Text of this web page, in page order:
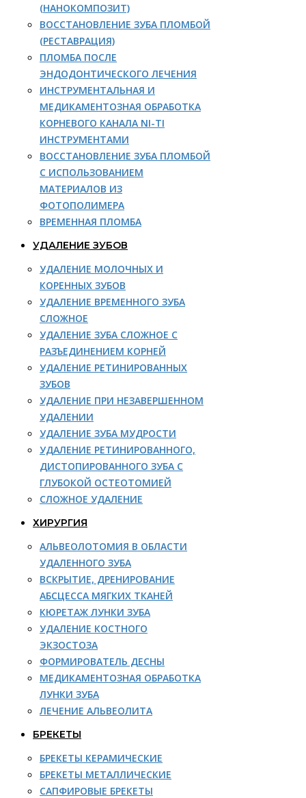
(НАНОКОМПОЗИТ)
ВОССТАНОВЛЕНИЕ ЗУБА ПЛОМБОЙ
(РЕСТАВРАЦИЯ)
ПЛОМБА ПОСЛЕ
ЭНДОДОНТИЧЕСКОГО ЛЕЧЕНИЯ
ИНСТРУМЕНТАЛЬНАЯ И
МЕДИКАМЕНТОЗНАЯ ОБРАБОТКА
КОРНЕВОГО КАНАЛА NI-TI
ИНСТРУМЕНТАМИ
ВОССТАНОВЛЕНИЕ ЗУБА ПЛОМБОЙ
С ИСПОЛЬЗОВАНИЕМ
МАТЕРИАЛОВ ИЗ
ФОТОПОЛИМЕРА
ВРЕМЕННАЯ ПЛОМБА
УДАЛЕНИЕ ЗУБОВ
УДАЛЕНИЕ МОЛОЧНЫХ И
КОРЕННЫХ ЗУБОВ
УДАЛЕНИЕ ВРЕМЕННОГО ЗУБА
СЛОЖНОЕ
УДАЛЕНИЕ ЗУБА СЛОЖНОЕ С
РАЗЪЕДИНЕНИЕМ КОРНЕЙ
УДАЛЕНИЕ РЕТИНИРОВАННЫХ
ЗУБОВ
УДАЛЕНИЕ ПРИ НЕЗАВЕРШЕННОМ
УДАЛЕНИИ
УДАЛЕНИЕ ЗУБА МУДРОСТИ
УДАЛЕНИЕ РЕТИНИРОВАННОГО,
ДИСТОПИРОВАННОГО ЗУБА С
ГЛУБОКОЙ ОСТЕОТОМИЕЙ
СЛОЖНОЕ УДАЛЕНИЕ
ХИРУРГИЯ
АЛЬВЕОЛОТОМИЯ В ОБЛАСТИ
УДАЛЕННОГО ЗУБА
ВСКРЫТИЕ, ДРЕНИРОВАНИЕ
АБСЦЕССА МЯГКИХ ТКАНЕЙ
КЮРЕТАЖ ЛУНКИ ЗУБА
УДАЛЕНИЕ КОСТНОГО
ЭКЗОСТОЗА
ФОРМИРОВАТЕЛЬ ДЕСНЫ
МЕДИКАМЕНТОЗНАЯ ОБРАБОТКА
ЛУНКИ ЗУБА
ЛЕЧЕНИЕ АЛЬВЕОЛИТА
БРЕКЕТЫ
БРЕКЕТЫ КЕРАМИЧЕСКИЕ
БРЕКЕТЫ МЕТАЛЛИЧЕСКИЕ
САПФИРОВЫЕ БРЕКЕТЫ